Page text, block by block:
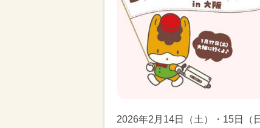
2026年2月14日（土）・15日（